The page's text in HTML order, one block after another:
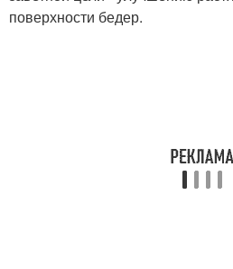
поверхности бедер.